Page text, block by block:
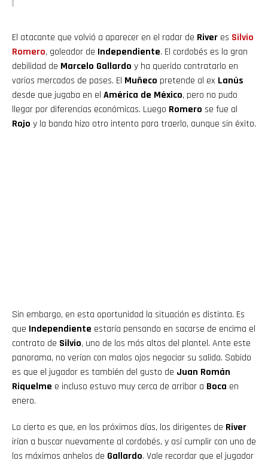
El atacante que volvió a aparecer en el radar de River es Silvio
Romero, goleador de Independiente. El cordobés es la gran
debilidad de Marcelo Gallardo y ha querido contratarlo en
varios mercados de pases. El Muñeco pretende al ex Lanús
desde que jugaba en el América de México, pero no pudo
llegar por diferencias económicas. Luego Romero se fue al
Rojo y la banda hizo otro intento para traerlo, aunque sin éxito.
Sin embargo, en esta oportunidad la situación es distinta. Es
que Independiente estaría pensando en sacarse de encima el
contrato de Silvio, uno de los más altos del plantel. Ante este
panorama, no verían con malos ojos negociar su salida. Sabido
es que el jugador es también del gusto de Juan Román
Riquelme e incluso estuvo muy cerca de arribar a Boca en
enero.
Lo cierto es que, en los próximos días, los dirigentes de River
irían a buscar nuevamente al cordobés, y así cumplir con uno de
los máximos anhelos de Gallardo. Vale recordar que el jugador